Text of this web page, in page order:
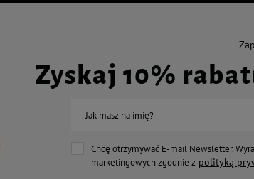
Zyskaj 10%
Jak masz na imię?
Chcę otrzymywać E-mail Newsletter.
marketingowych zgodnie z polityką